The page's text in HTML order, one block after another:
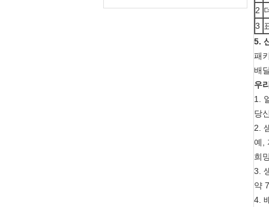
2
3
5.
패
배
우
1.
당
2.
예,
희
3.
약
4.